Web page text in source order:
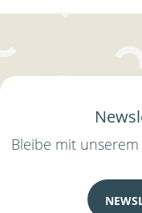
Bleibe mit